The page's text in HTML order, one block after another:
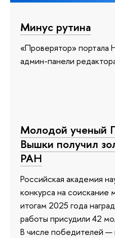
Минус рутина
«Проверятор»
админ-панели
Молодой ученый
Вышки получил
РАН
Российская академия
конкурса на
итогам 2025 года
работы присудили 42
В числе победителей